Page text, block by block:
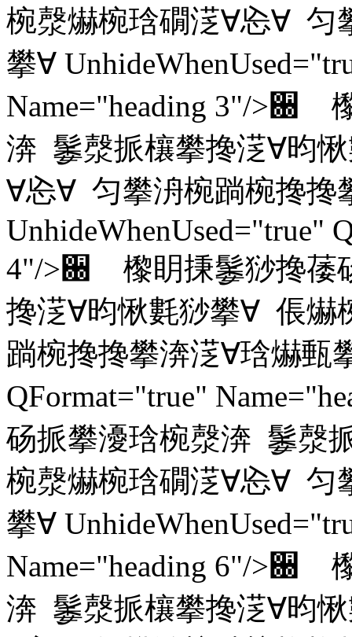
椀漀爀椀琀礀㴀∀㤀∀ 匀
攀∀
Name="heading 3"/>਀
渀 䰀漀挀欀攀搀㴀∀昀
∀㤀∀ 匀攀洀椀䠀椀搀搀
UnhideWhenUsed="true"
4"/>਀ 㰀眀㨀䰀猀搀䔀
搀㴀∀昀愀氀猀攀∀ 倀爀
䠀椀搀搀攀渀㴀∀琀爀甀
QFormat="true"
砀挀攀瀀琀椀漀渀 䰀漀
椀漀爀椀琀礀㴀∀㤀∀ 匀
攀∀
Name="heading 6"/>਀
渀 䰀漀挀欀攀搀㴀∀昀